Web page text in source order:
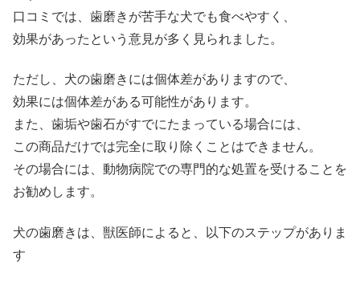
口コミでは、歯磨きが苦手な犬でも食べやすく、
効果があったという意見が多く見られました。
ただし、犬の歯磨きには個体差がありますので、
効果には個体差がある可能性があります。
また、歯垢や歯石がすでにたまっている場合には、
この商品だけでは完全に取り除くことはできません。
その場合には、動物病院での専門的な処置を受けることを
お勧めします。
犬の歯磨きは、獣医師によると、以下のステップがありま
す